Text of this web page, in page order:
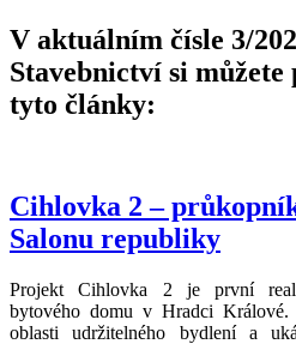
V aktuálním čísle 3/
Stavebnictví si
tyto články:
Cihlovka 2 –
Salonu republiky
Projekt Cihlovka 2 je první
bytového domu v Hradci
oblasti udržitelného bydlení a